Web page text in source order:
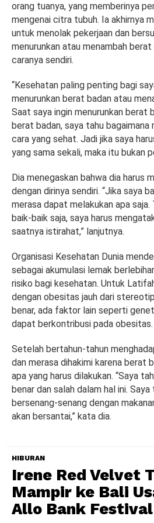
orang tuanya, yang memberinya
mengenai citra tubuh. Ia akhirnya
untuk menolak pekerjaan dan
menurunkan atau menambah
caranya sendiri.
“Kesehatan paling penting bagi
menurunkan berat badan atau
Saat saya ingin menurunkan berat
berat badan, saya tahu bagaimana
cara yang sehat. Jadi jika saya
yang sama sekali, maka itu bukan
Dia menegaskan bahwa dia harus
dengan dirinya sendiri. “Jika saya
merasa dapat melakukan apa
baik-baik saja, saya harus
saatnya istirahat,” lanjutnya.
Organisasi Kesehatan Dunia
sebagai akumulasi lemak
risiko bagi kesehatan. Untuk
dengan obesitas jauh dari
benar, ada faktor lain seperti
dapat berkontribusi pada obesitas.
Setelah bertahun-tahun
dan merasa dihakimi karena berat
apa yang harus dilakukan. “Saya
benar dan salah dalam hal ini.
bersenang-senang dengan
akan bersantai,” kata dia.
HIBURAN
Irene Red Velvet
Mampir ke Bali
Allo Bank Festival